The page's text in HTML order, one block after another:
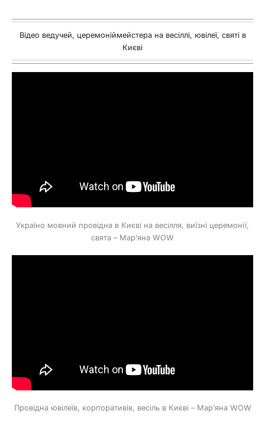
Відео ведучей, церемоніймейстера на весіллі, ювілеї, святі в
Києві
Україно мовний провідна в Києві на весілля, виїзні церемонії,
свята – Мар’яна WOW
Провідна ювілеїв, корпоративів, весіль в Києві – Мар’яна WOW